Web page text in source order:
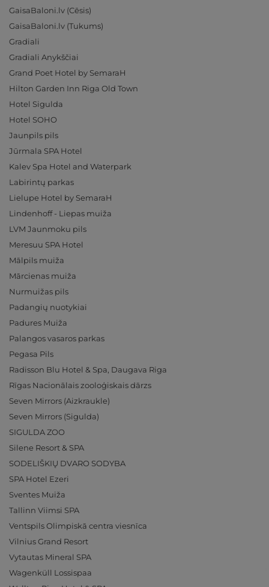
GaisaBaloni.lv (Cēsis)
GaisaBaloni.lv (Tukums)
Gradiali
Gradiali Anykščiai
Grand Poet Hotel by SemaraH
Hilton Garden Inn Riga Old Town
Hotel Sigulda
Hotel SOHO
Jaunpils pils
Jūrmala SPA Hotel
Kalev Spa Hotel and Waterpark
Labirintų parkas
Lielupe Hotel by SemaraH
Lindenhoff - Liepas muiža
LVM Jaunmoku pils
Meresuu SPA Hotel
Mālpils muiža
Mārcienas muiža
Nurmuižas pils
Padangių nuotykiai
Padures Muiža
Palangos vasaros parkas
Pegasa Pils
Radisson Blu Hotel & Spa, Daugava Riga
Rīgas Nacionālais zooloģiskais dārzs
Seven Mirrors (Aizkraukle)
Seven Mirrors (Sigulda)
SIGULDA ZOO
Silene Resort & SPA
SODELIŠKIŲ DVARO SODYBA
SPA Hotel Ezeri
Sventes Muiža
Tallinn Viimsi SPA
Ventspils Olimpiskā centra viesnīca
Vilnius Grand Resort
Vytautas Mineral SPA
Wagenküll Lossispaa